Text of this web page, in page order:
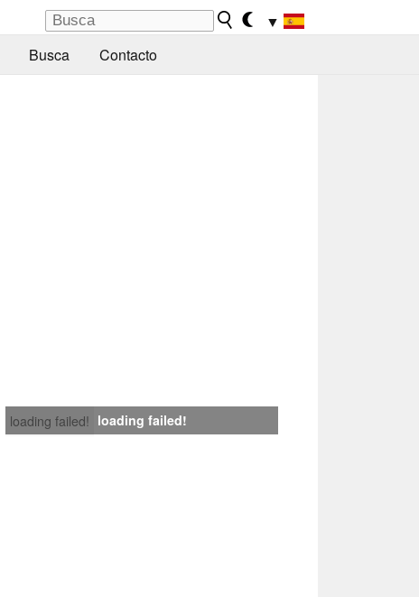
▼
Busca Contacto
loading failed! loading failed!